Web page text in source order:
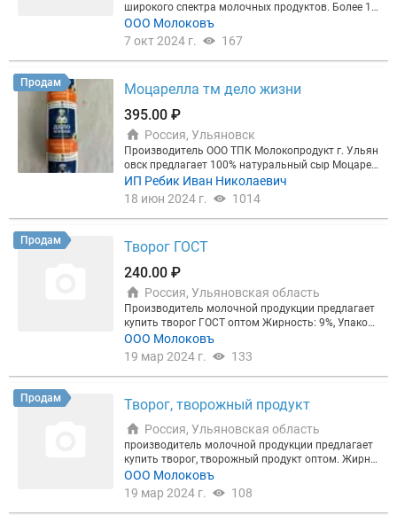
широкого спектра молочных продуктов. Более 10
лет осуществляет поставку молочной продукции.
Наш ассортимент насчитывает более 30 наимено
аковки. Масло сливочное Крестьянское м.д.ж.72,
т 20 кг. Документы по запросу. Самовывоз.
ООО Молоковъ
7 окт 2024 г.
167
Продам
Моцарелла тм дело жизни
395.00 ₽
Россия, Ульяновск
Производитель ООО ТПК Молокопродукт г. Ульян
овск предлагает 100% натуральный сыр Моцарел
ла ТМ Дело Жизни. Яркий дизайн, наивысшее кач
ество. Собственное сырье позволяет нам держат
выпуска батон 2кг. Также есть тертый кубик. Паке
Образцы предоставляем.
ИП Ребик Иван Николаевич
18 июн 2024 г.
1014
Продам
Творог ГОСТ
240.00 ₽
Россия, Ульяновская область
Производитель молочной продукции предлагает
купить творог ГОСТ оптом Жирность: 9%, Упаковк
а: Гофрокороб 5 кг. Доставка осуществляется по
всей России.
ООО Молоковъ
19 мар 2024 г.
133
Продам Творог, творожный продукт
Россия, Ульяновская область
производитель молочной продукции предлагает
купить творог, творожный продукт оптом. Жирно
сть: 0%, 5%, 9%, Объём производства 50т/мес. жир
ность любая, Меркурий. Возможна работа под СТ
М Упаковка: Гофрокороб 5 кг. Доставка осуществ
ляется по всей России.
ООО Молоковъ
19 мар 2024 г.
108